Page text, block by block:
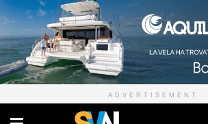
ADVERTISEMENT